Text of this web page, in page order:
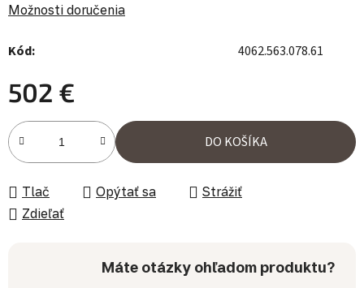
Možnosti doručenia
Kód: 4062.563.078.61
502 €
Jednotková cena:
DO KOŠÍKA
Tlač Opýtať sa
Strážiť
Zdieľať
Máte otázky ohľadom produktu?